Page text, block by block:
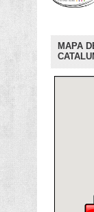
MAPA